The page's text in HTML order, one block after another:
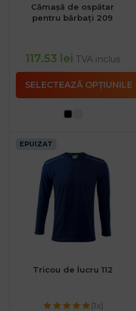
Cămașă de ospătar
pentru bărbați 209
117.53 lei TVA inclus
SELECTEAZĂ OPȚIUNILE
EPUIZAT
Tricou de lucru 112
(1x)